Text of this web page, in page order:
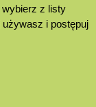
z listy
używasz i postępuj